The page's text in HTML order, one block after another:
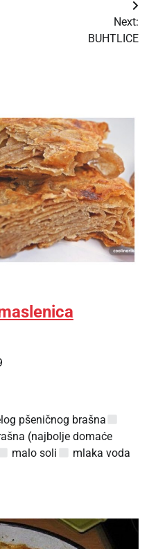
Next:
BUHTLICE
pšeničnog brašna
(najbolje domaće
malo soli
mlaka voda